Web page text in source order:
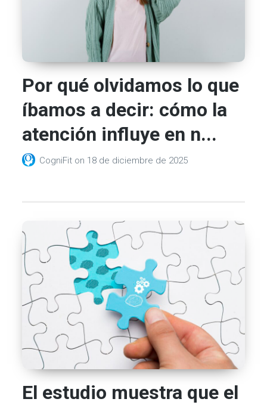
Por qué olvidamos lo que
íbamos a decir: cómo la
atención influye en n...
CogniFit on 18 de diciembre de 2025
El estudio muestra que el